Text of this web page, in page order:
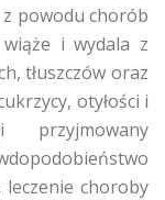
z powodu chorób
wiąże i wydala z
tłuszczów oraz
otyłości i
leczenie choroby